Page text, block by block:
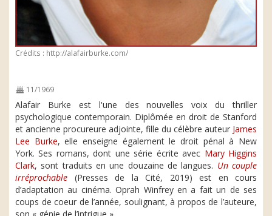
Crédits : http://alafairburke.com/
11/1969
Alafair Burke est l'une des nouvelles voix du thriller
psychologique contemporain. Diplômée en droit de Stanford
et ancienne procureure adjointe, fille du célèbre auteur James
Lee Burke, elle enseigne également le droit pénal à New
York. Ses romans, dont une série écrite avec Mary Higgins
Clark, sont traduits en une douzaine de langues. Un couple
irréprochable (Presses de la Cité, 2019) est en cours
d’adaptation au cinéma. Oprah Winfrey en a fait un de ses
coups de coeur de l’année, soulignant, à propos de l’auteure,